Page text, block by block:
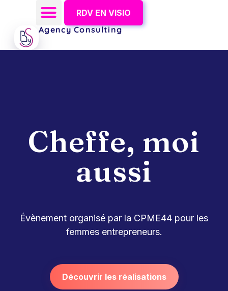
RDV EN VISIO
Agency Consulting
Cheffe, moi
aussi
Évènement organisé par la CPME44 pour les
femmes entrepreneurs.
Découvrir les réalisations